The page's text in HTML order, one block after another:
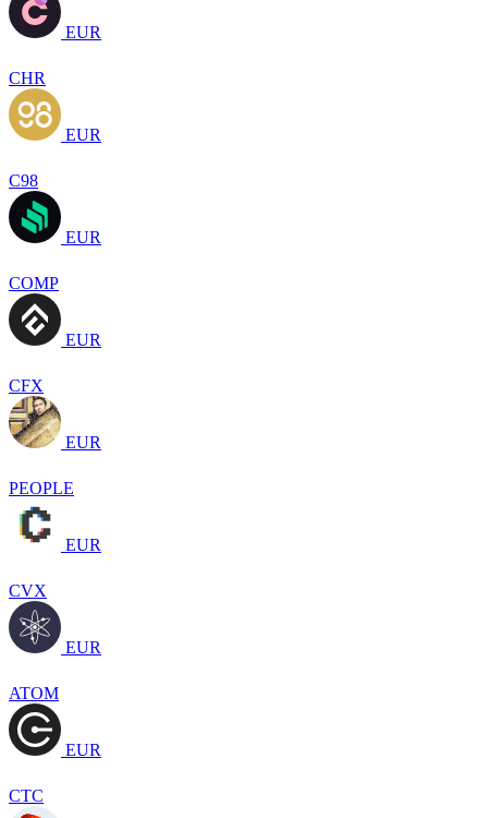
EUR
CHR
EUR
C98
EUR
COMP
EUR
CFX
EUR
PEOPLE
EUR
CVX
EUR
ATOM
EUR
CTC